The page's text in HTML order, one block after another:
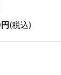
円(税込)